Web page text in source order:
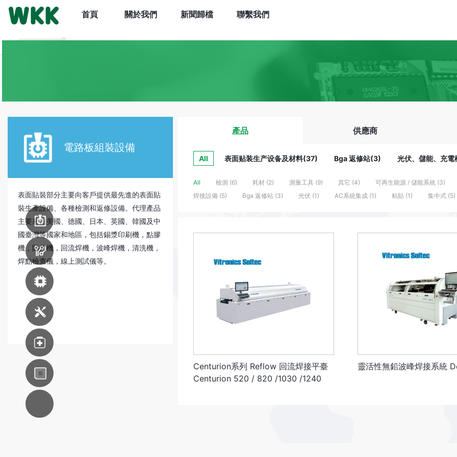
首頁 關於我們 新聞歸檔 聯繫我們
電路板組裝設備
表面貼裝部分主要向客戶提供最先進的表面貼
裝生產設備、各種檢測和返修設備。代理產品
主要來自美國、德國、日本、英國、韓國及中
國臺灣等國家和地區，包括錫漿印刷機，點膠
機，貼片機，回流焊機，波峰焊機，清洗機，
焊點檢查儀，線上測試儀等。
產品 供應商
All
All 檢測 (6) 耗材 (2) 測量工具 (9) 其它 (4)
可再生能源 / 儲能系統 (3)
焊接設備 (5)
Bga 返修站 (3) 光伏 (1) AC系統集成 (1) 粘貼 (1) 集中式 (5)
表面贴装生产设备及材料(37) Bga 返修站(3) 光伏、儲能、充電
Centurion系列 Reflow 回流焊接平臺
Centurion 520 / 820 /1030 /1240
靈活性無鉛波峰焊接系統
電路板組裝設備
印刷線路板生產設備